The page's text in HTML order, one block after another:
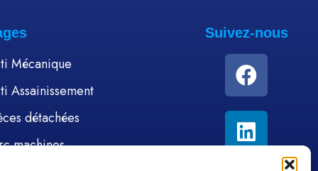
Mécanique
Assainissement
détachées
machines
Suivez-nous